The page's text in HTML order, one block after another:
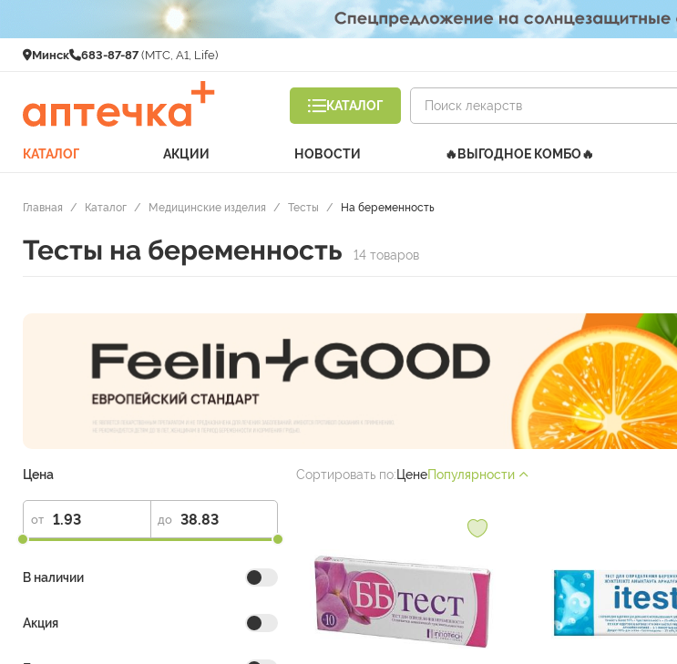
Минск 683-87-87(МТС, A1, Life)
КАТАЛОГ
КАТАЛОГ АКЦИИ НОВОСТИ 🔥ВЫГОДНОЕ КОМБО🔥
Главная / Каталог / Медицинские изделия / Тесты / На беременность
Тесты на беременность 14 товаров
Цена
от до
В наличии
Акция
Сортировать по:ЦенеПопулярности